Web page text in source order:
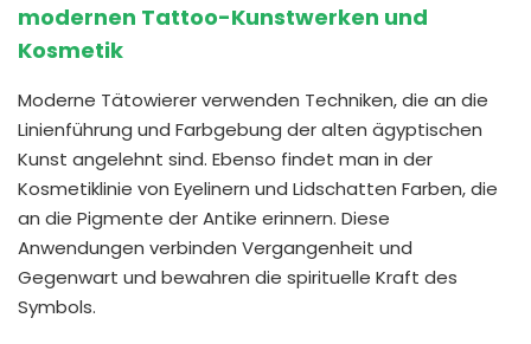
modernen Tattoo-Kunstwerken und
Kosmetik
Moderne Tätowierer verwenden Techniken, die an die
Linienführung und Farbgebung der alten ägyptischen
Kunst angelehnt sind. Ebenso findet man in der
Kosmetiklinie von Eyelinern und Lidschatten Farben, die
an die Pigmente der Antike erinnern. Diese
Anwendungen verbinden Vergangenheit und
Gegenwart und bewahren die spirituelle Kraft des
Symbols.